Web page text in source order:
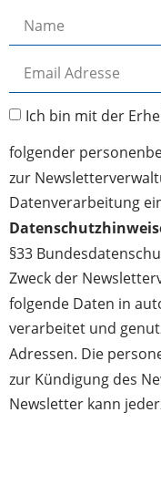
Ich bin mit der
folgender
zur
Datenverarbeitung
§33
Zweck der
folgende Daten in
verarbeitet und
Adressen. Die
zur Kündigung des
Newsletter kann